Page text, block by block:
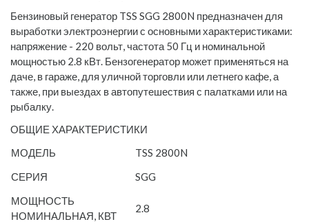
Бензиновый генератор TSS SGG 2800N предназначен для
выработки электроэнергии с основными характеристиками:
напряжение - 220 вольт, частота 50 Гц и номинальной
мощностью 2.8 кВт. Бензогенератор может применяться на
даче, в гараже, для уличной торговли или летнего кафе, а
также, при выездах в автопутешествия с палатками или на
рыбалку.
ОБЩИЕ ХАРАКТЕРИСТИКИ
МОДЕЛЬ
TSS 2800N
СЕРИЯ
SGG
МОЩНОСТЬ
НОМИНАЛЬНАЯ, КВТ
2.8